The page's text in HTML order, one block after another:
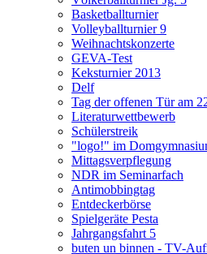
Basketballturnier
Volleyballturnier 9
Weihnachtskonzerte
GEVA-Test
Keksturnier 2013
Delf
Tag der offenen Tür am
Literaturwettbewerb
Schülerstreik
"logo!" im
Mittagsverpflegung
NDR im Seminarfach
Antimobbingtag
Entdeckerbörse
Spielgeräte Pesta
Jahrgangsfahrt 5
buten un binnen - TV-